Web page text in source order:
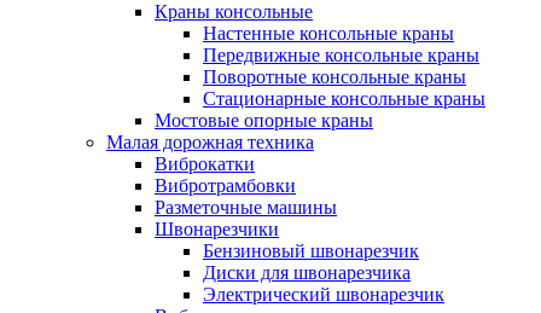
Краны консольные
Настенные консольные краны
Передвижные консольные краны
Поворотные консольные краны
Стационарные консольные краны
Мостовые опорные краны
Малая дорожная техника
Виброкатки
Вибротрамбовки
Разметочные машины
Швонарезчики
Бензиновый швонарезчик
Диски для швонарезчика
Электрический швонарезчик